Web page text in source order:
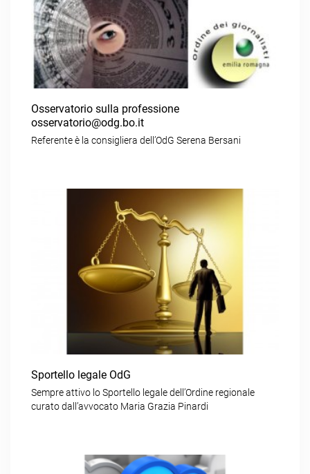
Osservatorio sulla professione
osservatorio@odg.bo.it
Referente è la consigliera dell’OdG Serena Bersani
Sportello legale OdG
Sempre attivo lo Sportello legale dell’Ordine regionale
curato dall’avvocato Maria Grazia Pinardi